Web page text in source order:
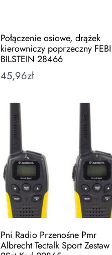
Połączenie osiowe, drążek
kierowniczy poprzeczny FEBI
BILSTEIN 28466
45,96zł
Pni Radio Przenośne Pmr
Albrecht Tectalk Sport Zestaw